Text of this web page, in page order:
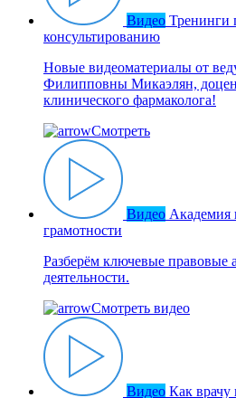
Видео Тренинги
консультированию
Новые видеоматериалы от
Филипповны Микаэлян,
клинического фармаколога!
Смотреть
Видео Академия
грамотности
Разберём ключевые правовые
деятельности.
Смотреть видео
Видео Как врачу